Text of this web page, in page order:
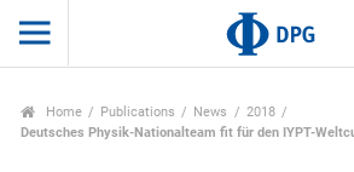
Home Publications News
2018
Deutsches Physik-Nationalteam fit für den IYPT-